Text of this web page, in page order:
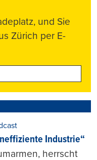
und Sie
Zürich per E-
Industrie“
herrscht